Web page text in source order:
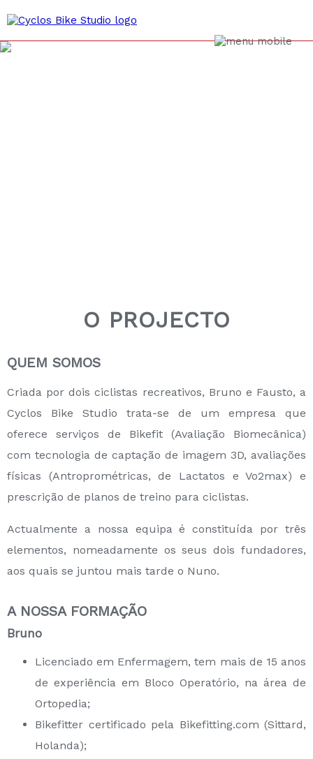
O PROJECTO
QUEM SOMOS
Criada por dois ciclistas recreativos, Bruno e Fausto, a
Cyclos Bike Studio trata-se de um empresa que
oferece serviços de Bikefit (Avaliação Biomecânica)
com tecnologia de captação de imagem 3D, avaliações
físicas (Antroprométricas, de Lactatos e Vo2max) e
prescrição de planos de treino para ciclistas.
Actualmente a nossa equipa é constituída por três
elementos, nomeadamente os seus dois fundadores,
aos quais se juntou mais tarde o Nuno.
A NOSSA FORMAÇÃO
Bruno
Licenciado em Enfermagem, tem mais de 15 anos
de experiência em Bloco Operatório, na área de
Ortopedia;
Bikefitter certificado pela Bikefitting.com (Sittard,
Holanda);